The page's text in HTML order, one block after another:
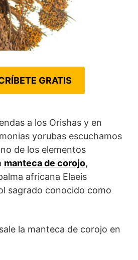
GRATIS
a los Orishas y en
yorubas escuchamos
de los elementos
manteca de corojo,
africana Elaeis
sagrado conocido como
la manteca de corojo en